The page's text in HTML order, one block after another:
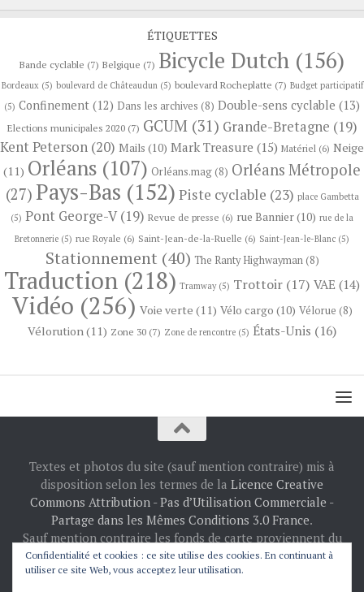
ÉTIQUETTES
Bande cyclable (7) Belgique (7) Bicycle Dutch (156)
Bordeaux(5) boulevard de Châteaudun(5) boulevard Rocheplatte (7) Budget participatif
(5) Confinement (12) Dans les archives (8) Double-sens cyclable (13)
Elections municipales 2020(7) GCUM(31) Grande-Bretagne (19)
Kent Peterson (20) Mails (10) Mark Treasure (15) Matériel (6) Neige
(11) Orléans (107) Orléans.mag (8) Orléans Métropole
(27) Pays-Bas (152) Piste cyclable (23) place Gambetta
(5) Pont George-V(19) Revue de presse (6) rue Bannier(10) rue de la
Bretonnerie (5) rue Royale (6) Saint-Jean-de-la-Ruelle (6) Saint-Jean-le-Blanc (5)
Stationnement (40) The Ranty Highwayman(8)
Traduction (218) Tramway(5) Trottoir (17) VAE (14)
Vidéo (256) Voie verte (11) Vélo cargo (10) Vélorue (8)
Vélorution(11) Zone 30 (7) Zone de rencontre (5) États-Unis (16)
Textes et photos du site (sauf mention contraire) mis à
disposition selon les termes de la Licence Creative
Commons Attribution - Pas d’Utilisation Commerciale -
Partage dans les Mêmes Conditions 3.0 France.
Sauf mention contraire les fonds de carte proviennent du
projetOpenStreetMap: © les contributeurs
d’OpenStreetMap.
Confidentialité et cookies : ce site utilise des cookies. En continuant à
utiliser ce site Web, vous acceptez leur utilisation.